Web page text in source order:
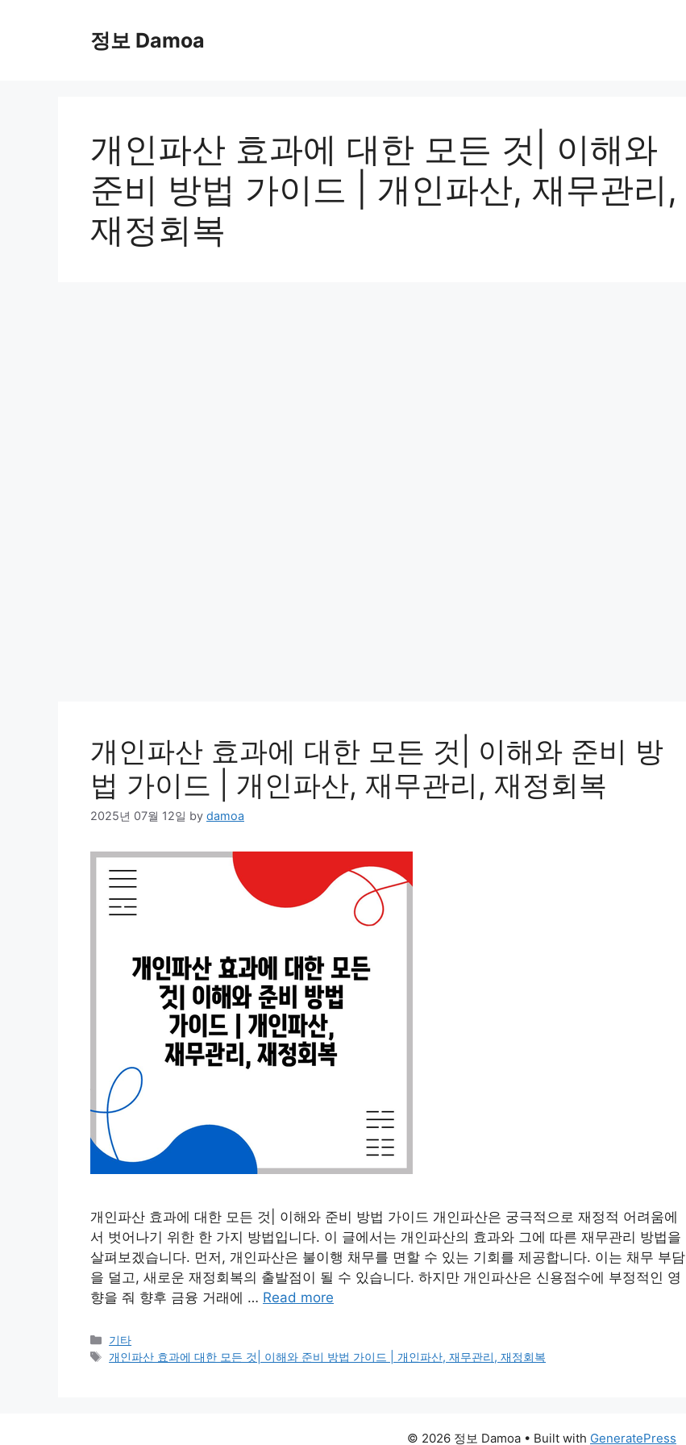
정보 Damoa
개인파산 효과에 대한 모든 것| 이해와
준비 방법 가이드 | 개인파산, 재무관리,
재정회복
개인파산 효과에 대한 모든 것| 이해와 준비 방
법 가이드 | 개인파산, 재무관리, 재정회복
2025년 07월 12일 by damoa
개인파산 효과에 대한 모든 것| 이해와 준비 방법 가이드 개인파산은 궁극적으로 재정적 어려움에
서 벗어나기 위한 한 가지 방법입니다. 이 글에서는 개인파산의 효과와 그에 따른 재무관리 방법을
살펴보겠습니다. 먼저, 개인파산은 불이행 채무를 면할 수 있는 기회를 제공합니다. 이는 채무 부담
을 덜고, 새로운 재정회복의 출발점이 될 수 있습니다. 하지만 개인파산은 신용점수에 부정적인 영
향을 줘 향후 금융 거래에 … Read more
Categories
기타
Tags
개인파산 효과에 대한 모든 것| 이해와 준비 방법 가이드 | 개인파산, 재무관리, 재정회복
© 2026 정보 Damoa • Built with GeneratePress